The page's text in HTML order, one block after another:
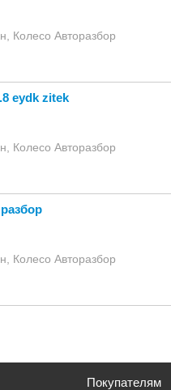
Колесо Авторазбор
eydk zitek
Колесо Авторазбор
Колесо Авторазбор
Покупателям